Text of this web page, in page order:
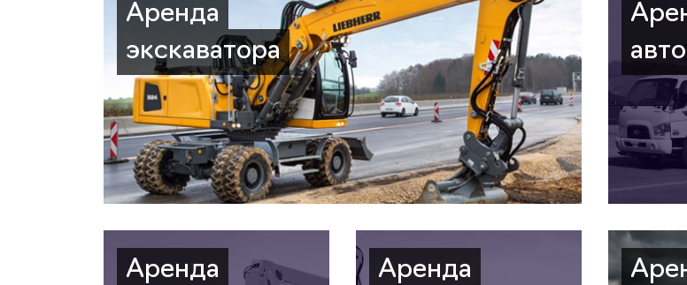
Аренда
экскаватора
Аренда
Аренда